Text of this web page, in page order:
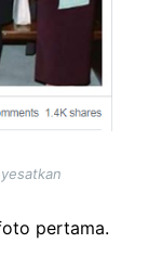
pertama.